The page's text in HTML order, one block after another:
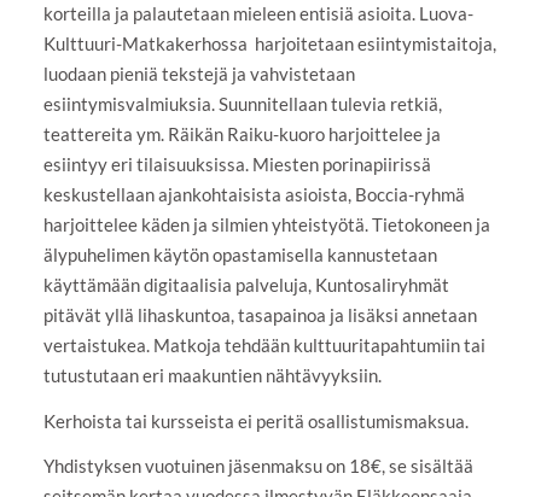
korteilla ja palautetaan mieleen entisiä asioita. Luova-
Kulttuuri-Matkakerhossa harjoitetaan esiintymistaitoja,
luodaan pieniä tekstejä ja vahvistetaan
esiintymisvalmiuksia. Suunnitellaan tulevia retkiä,
teattereita ym. Räikän Raiku-kuoro harjoittelee ja
esiintyy eri tilaisuuksissa. Miesten porinapiirissä
keskustellaan ajankohtaisista asioista, Boccia-ryhmä
harjoittelee käden ja silmien yhteistyötä. Tietokoneen ja
älypuhelimen käytön opastamisella kannustetaan
käyttämään digitaalisia palveluja, Kuntosaliryhmät
pitävät yllä lihaskuntoa, tasapainoa ja lisäksi annetaan
vertaistukea. Matkoja tehdään kulttuuritapahtumiin tai
tutustutaan eri maakuntien nähtävyyksiin.
Kerhoista tai kursseista ei peritä osallistumismaksua.
Yhdistyksen vuotuinen jäsenmaksu on 18€, se sisältää